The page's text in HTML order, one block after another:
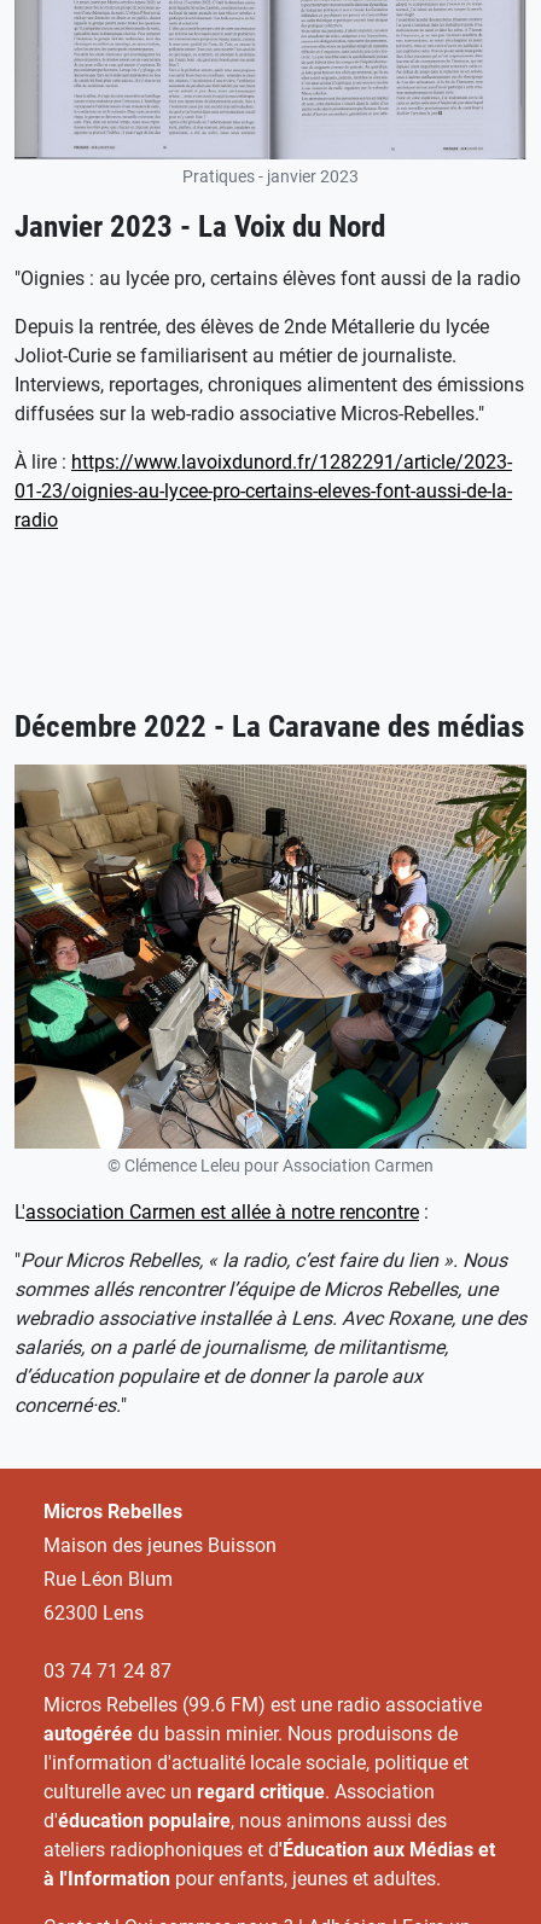
Pratiques - janvier 2023
Janvier 2023 - La Voix du Nord
"Oignies : au lycée pro, certains élèves font aussi de la radio
Depuis la rentrée, des élèves de 2nde Métallerie du lycée
Joliot-Curie se familiarisent au métier de journaliste.
Interviews, reportages, chroniques alimentent des émissions
diffusées sur la web-radio associative Micros-Rebelles."
À lire : https://www.lavoixdunord.fr/1282291/article/2023-
01-23/oignies-au-lycee-pro-certains-eleves-font-aussi-de-la-
radio
Décembre 2022 - La Caravane des médias
© Clémence Leleu pour Association Carmen
L'association Carmen est allée à notre rencontre :
"Pour Micros Rebelles, « la radio, c’est faire du lien ». Nous
sommes allés rencontrer l’équipe de Micros Rebelles, une
webradio associative installée à Lens. Avec Roxane, une des
salariés, on a parlé de journalisme, de militantisme,
d’éducation populaire et de donner la parole aux
concerné·es."
Micros Rebelles
Maison des jeunes Buisson
Rue Léon Blum
62300 Lens
03 74 71 24 87
Micros Rebelles (99.6 FM) est une radio associative
autogérée du bassin minier. Nous produisons de
l'information d'actualité locale sociale, politique et
culturelle avec un regard critique. Association
d'éducation populaire, nous animons aussi des
ateliers radiophoniques et d'Éducation aux Médias et
à l'Information pour enfants, jeunes et adultes.